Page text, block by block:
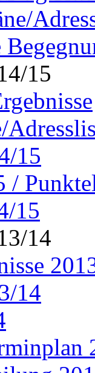
15
15
/
15
14
14